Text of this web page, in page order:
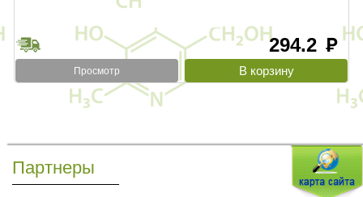
294.2 руб
Просмотр
Партнеры